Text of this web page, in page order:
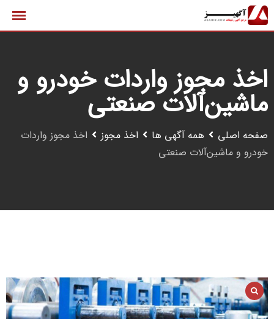
پرش
به
اخذ مجوز واردات خودرو و
ماشین‌آلات صنعتی
صفحه اصلی همه آگهی ها اخذ مجوز
اخذ مجوز واردات
خودرو و ماشین‌آلات صنعتی